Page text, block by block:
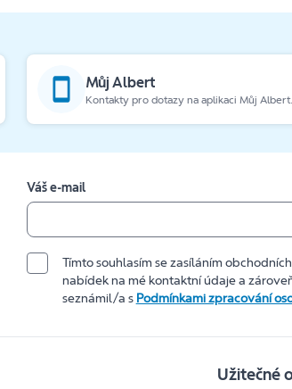
Můj Albert
Kontakty pro dotazy na aplikaci Můj Albert.
Váš e-mail
Tímto souhlasím se zasíláním
nabídek na mé kontaktní údaje a
seznámil/a s Podmínkami zpracování
Užitečné